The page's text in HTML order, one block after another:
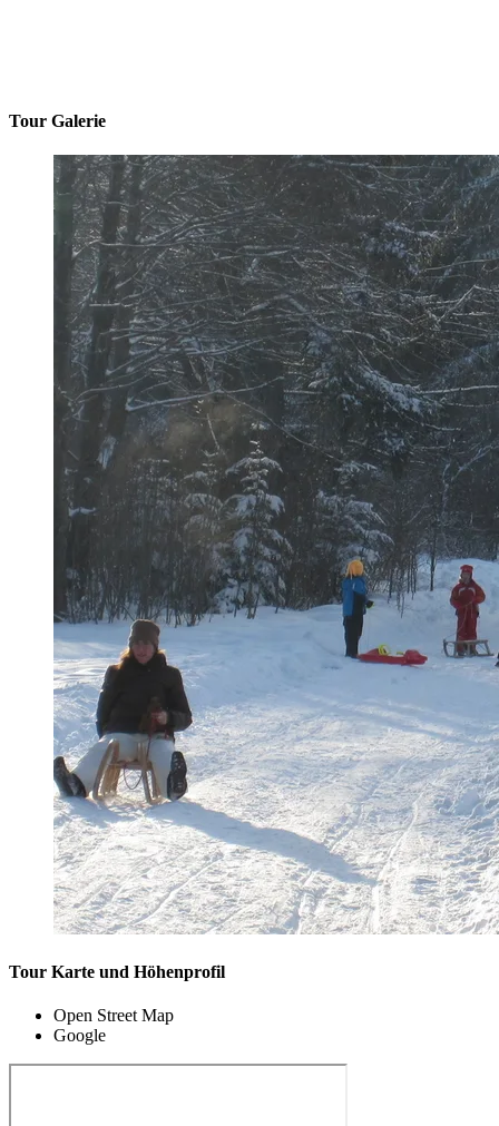
Tour Galerie
Tour Karte und Höhenprofil
Open Street Map
Google